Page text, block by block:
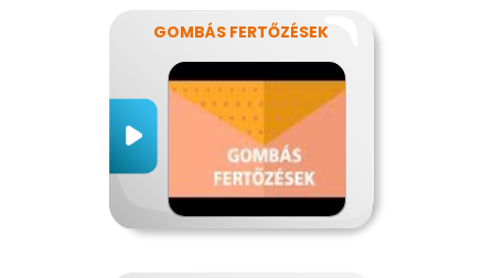
GOMBÁS FERTŐZÉSEK